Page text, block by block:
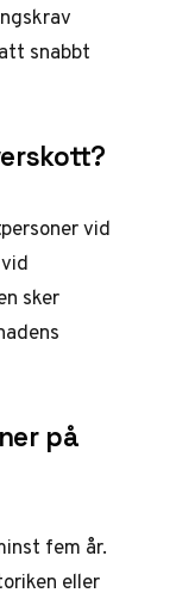
snabbt
vid
sker
på
fem år.
eller